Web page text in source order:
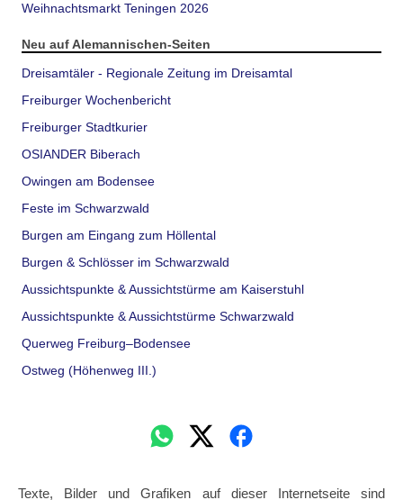
Weihnachtsmarkt Teningen 2026
Neu auf Alemannischen-Seiten
Dreisamtäler - Regionale Zeitung im Dreisamtal
Freiburger Wochenbericht
Freiburger Stadtkurier
OSIANDER Biberach
Owingen am Bodensee
Feste im Schwarzwald
Burgen am Eingang zum Höllental
Burgen & Schlösser im Schwarzwald
Aussichtspunkte & Aussichtstürme am Kaiserstuhl
Aussichtspunkte & Aussichtstürme Schwarzwald
Querweg Freiburg–Bodensee
Ostweg (Höhenweg III.)
Texte, Bilder und Grafiken auf dieser Internetseite sind